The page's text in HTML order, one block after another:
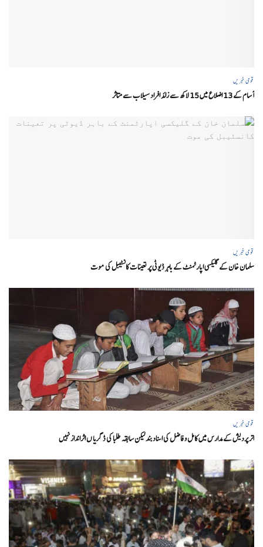
قومی خبریں
آسام کے 13 اضلاع میں 15 لاکھ سے زائد افراد سیلاب سے متاثر
قومی خبریں
سلمان خان کے گلیکسی اپارٹمنٹ کے باہر ڈیوٹی پر تعینات کانسٹیبل کی موت
قومی خبریں
اتر پردیش کےمدارس میں کامل و فاضل کی اسناد بند لیکن سابقہ طلبا کی ڈگریا ں اثرانداز نہیں